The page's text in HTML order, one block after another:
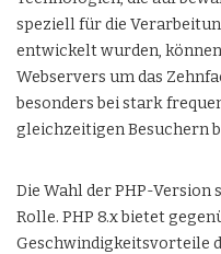
speziell für die
entwickelt wurden,
Webservers um das
besonders bei stark
gleichzeitigen Besuchern
Die Wahl der PHP-Version
Rolle. PHP 8.x bietet
Geschwindigkeitsvorteile